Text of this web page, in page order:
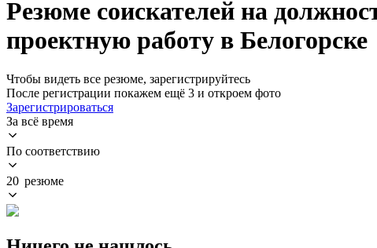
Резюме соискателей на
проектную работу в Белогорске
Чтобы видеть все резюме, зарегистрируйтесь
После регистрации покажем ещё 3 и откроем фото
Зарегистрироваться
За всё время
По соответствию
20 резюме